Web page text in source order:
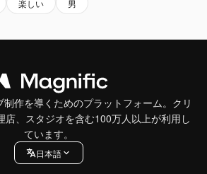
楽しい 男
作を導くためのプラットフォーム。クリ
店、スタジオを含む100万人以上が利用し
ています。
日本語